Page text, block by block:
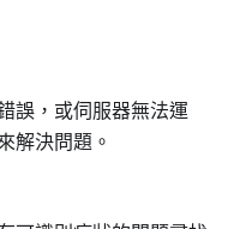
誤，或伺服器無法運
解決問題。